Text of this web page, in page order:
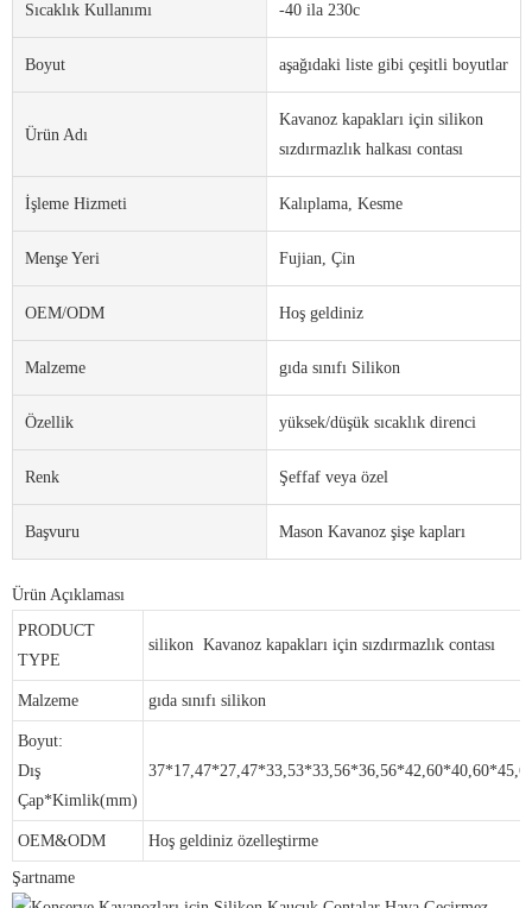
Sıcaklık Kullanımı -40 ila 230c
Boyut aşağıdaki liste gibi çeşitli boyutlar
Ürün Adı
Kavanoz kapakları için silikon
sızdırmazlık halkası contası
İşleme Hizmeti Kalıplama, Kesme
Menşe Yeri Fujian, Çin
OEM/ODM Hoş geldiniz
Malzeme gıda sınıfı Silikon
Özellik yüksek/düşük sıcaklık direnci
Renk Şeffaf veya özel
Başvuru Mason Kavanoz şişe kapları
Ürün Açıklaması
PRODUCT
TYPE
silikon Kavanoz kapakları için sızdırmazlık contası
Malzeme gıda sınıfı silikon
Boyut:
Dış
Çap*Kimlik(mm)
OEM&ODM Hoş geldiniz özelleştirme
Şartname